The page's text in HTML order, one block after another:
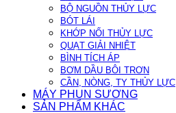
BỘ NGUỒN THỦY LỰC
BÓT LÁI
KHỚP NỐI THỦY LỰC
QUẠT GIẢI NHIỆT
BÌNH TÍCH ÁP
BƠM DẦU BÔI TRƠN
CẦN, NÒNG, TY THỦY LỰC
MÁY PHUN SƯƠNG
SẢN PHẨM KHÁC